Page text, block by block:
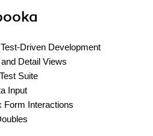
Driven Development
Detail Views
Suite
Input
Form Interactions